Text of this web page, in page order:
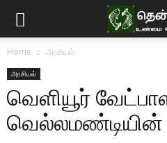
Home அரசியல்
அரசியல்
வெளியூர்
வெல்லமண்டியின்